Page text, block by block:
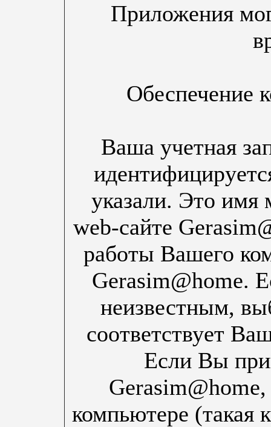
Приложения
Обеспечение
Ваша учетная
указали. Это имя
web-сайте
работы Вашего
Gerasim@home.
неизвестным,
соответствует
Если Вы
компьютере (такая